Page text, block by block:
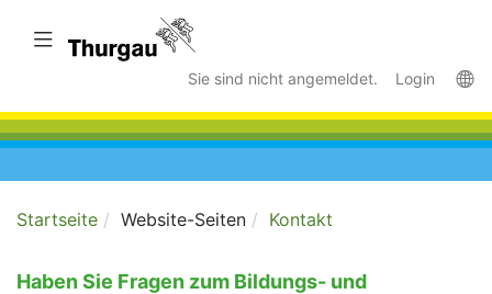
Hauptinhalt
wechseln
Navigation überspringen
Sie sind nicht angemeldet. Login
Startseite Website-Seiten Kontakt
Haben Sie Fragen zum Bildungs- und